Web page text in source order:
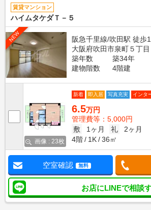
賃貸マンション
ハイムタケダＴ－５
NEW
阪急千里線/吹田駅 徒歩
大阪府吹田市泉町５丁目
築年数
築34年
建物階数
4階建
画像 : 23枚
新着 即入居 写真充実 インタ
6.5万円
管理費等：5,000円
敷
1ヶ月 礼
2ヶ月
4階
1K 36㎡
空室確認 無料
お店にLINEで相談